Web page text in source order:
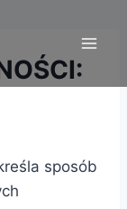
sposób